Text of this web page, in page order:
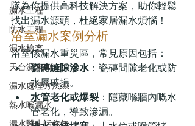
漏水工程
防水工程
漏水檢查
天台漏水￼
漏水處理方法￼
熱水喉漏水
漏水醫生話你知
隊為你提供高科技解決方案，助你輕鬆
找出漏水源頭，杜絕家居漏水煩惱！
浴室漏水案例分析
浴室係漏水重災區，常見原因包括：
瓷磚縫隙滲水 ：瓷磚間隙老化或防
水層破損。
水管老化或爆裂 ：隱藏喺牆內嘅水
管老化，導致滲漏。